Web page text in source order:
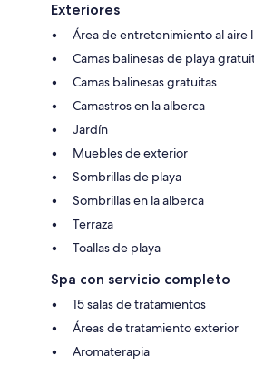
Exteriores
Área de entretenimiento al aire
Camas balinesas de playa
Camas balinesas gratuitas
Camastros en la alberca
Jardín
Muebles de exterior
Sombrillas de playa
Sombrillas en la alberca
Terraza
Toallas de playa
Spa con servicio completo
15 salas de tratamientos
Áreas de tratamiento exterior
Aromaterapia